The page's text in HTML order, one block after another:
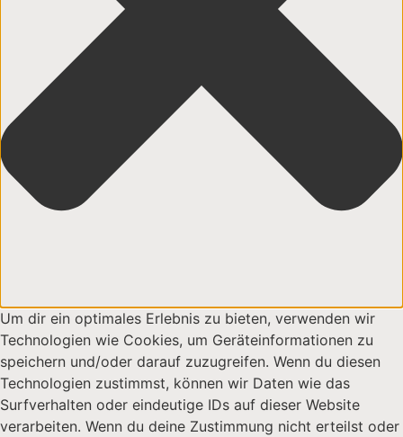
Um dir ein optimales Erlebnis zu bieten, verwenden wir
Technologien wie Cookies, um Geräteinformationen zu
speichern und/oder darauf zuzugreifen. Wenn du diesen
Technologien zustimmst, können wir Daten wie das
Surfverhalten oder eindeutige IDs auf dieser Website
verarbeiten. Wenn du deine Zustimmung nicht erteilst oder